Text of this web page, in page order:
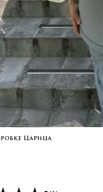
Царица